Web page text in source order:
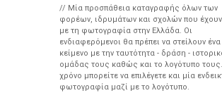
Μία προσπάθεια καταγραφής όλων των
φορέων, ιδρυμάτων και σχολών που
με τη φωτογραφία στην Ελλάδα. Οι
ενδιαφερόμενοι θα πρέπει να στείλουν ένα
κείμενο με την ταυτότητα - δράση -
ομάδας τους καθώς και το λογότυπο
χρόνο μπορείτε να επιλέγετε και μία
φωτογραφία μαζί με το λογότυπο.